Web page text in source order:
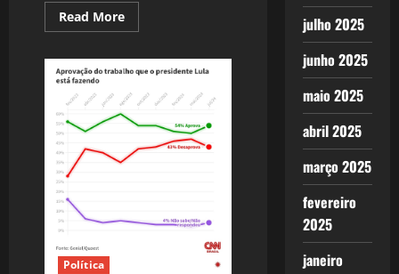
Read MoreRead
more
O
Risco
Ramagem
assombra
a
família
Bolsonaro
Política
julho 2025
junho 2025
maio 2025
abril 2025
março 2025
fevereiro
2025
janeiro